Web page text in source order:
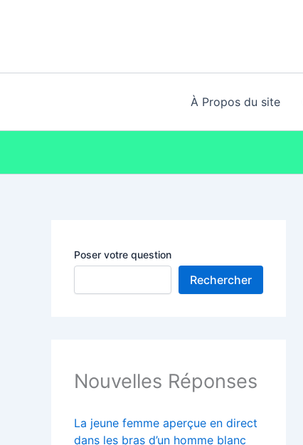
À Propos du site
Poser votre question
Rechercher
Nouvelles Réponses
La jeune femme aperçue en direct
dans les bras d’un homme blanc